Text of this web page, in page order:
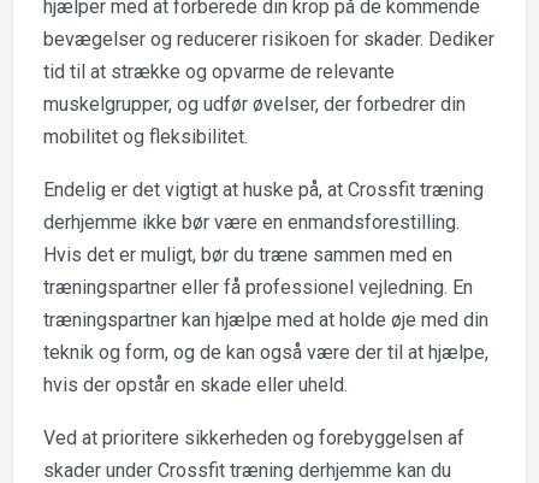
hjælper med at forberede din krop på de kommende
bevægelser og reducerer risikoen for skader. Dediker
tid til at strække og opvarme de relevante
muskelgrupper, og udfør øvelser, der forbedrer din
mobilitet og fleksibilitet.
Endelig er det vigtigt at huske på, at Crossfit træning
derhjemme ikke bør være en enmandsforestilling.
Hvis det er muligt, bør du træne sammen med en
træningspartner eller få professionel vejledning. En
træningspartner kan hjælpe med at holde øje med din
teknik og form, og de kan også være der til at hjælpe,
hvis der opstår en skade eller uheld.
Ved at prioritere sikkerheden og forebyggelsen af
skader under Crossfit træning derhjemme kan du